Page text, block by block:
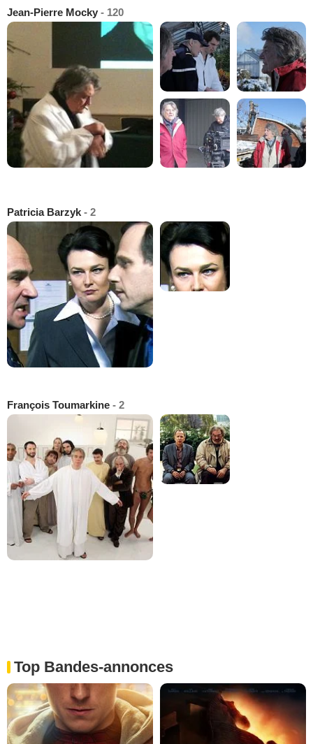
Jean-Pierre Mocky - 120
Patricia Barzyk - 2
François Toumarkine - 2
Top Bandes-annonces